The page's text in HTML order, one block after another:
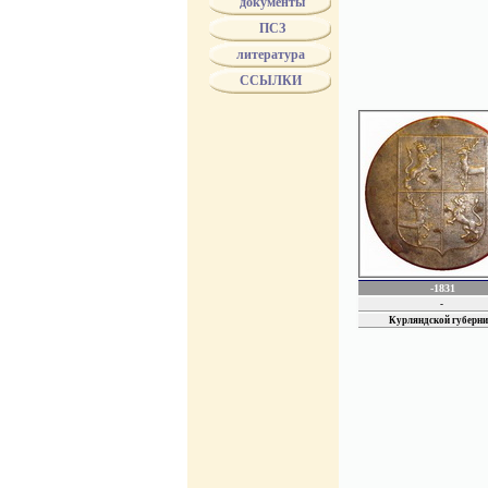
ПСЗ
литература
ССЫЛКИ
губернаторы имели
прокуроры. Эта
В 1824 г. цветовые
входящих в каждое
некоторых губерний
Различие между
должны были быть из
наименование
с 1834 года
МинЮста.
с 1853 года по 1856
4 июля 1857 года был
территориальных
в 1858 году всем
указаны особые
-1831
-
Курляндской